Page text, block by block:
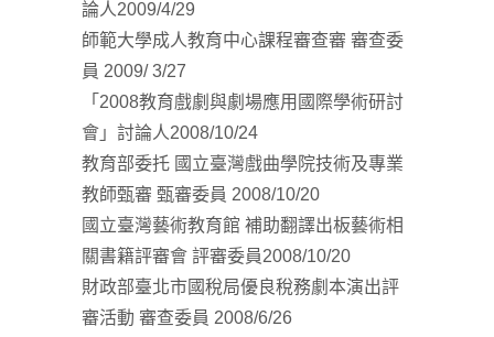
論人2009/4/29
師範大學成人教育中心課程審查審 審查委
員 2009/ 3/27
「2008教育戲劇與劇場應用國際學術研討
會」討論人2008/10/24
教育部委托 國立臺灣戲曲學院技術及專業
教師甄審 甄審委員 2008/10/20
國立臺灣藝術教育館 補助翻譯出板藝術相
關書籍評審會 評審委員2008/10/20
財政部臺北市國稅局優良稅務劇本演出評
審活動 審查委員 2008/6/26